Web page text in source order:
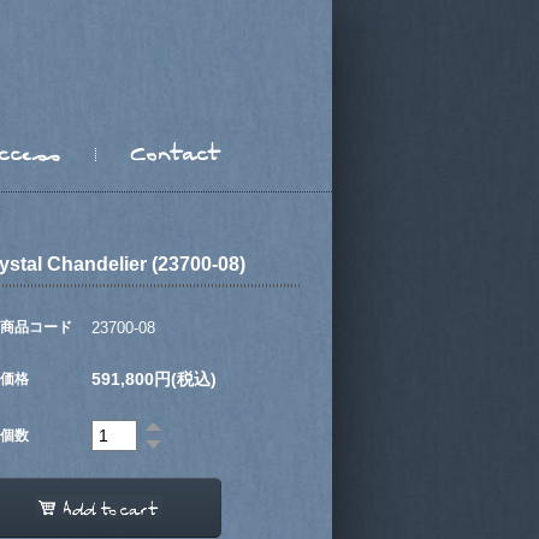
Chandelier (23700-08)
商品コード 23700-08
価格 591,800円(税込)
個数